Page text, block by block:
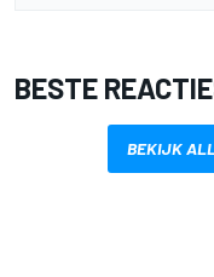
BESTE
BEKIJK